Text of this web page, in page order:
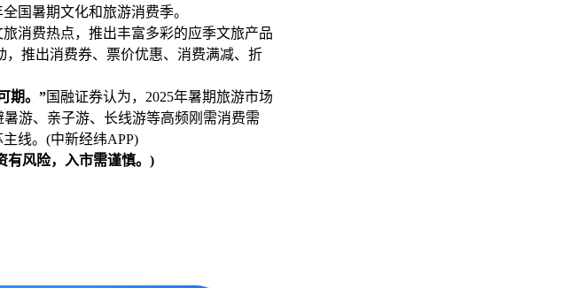
国暑期文化和旅游消费季。
费热点，推出丰富多彩的应季文旅产品
，推出消费券、票价优惠、消费满减、折
期。”国融证券认为，2025年暑期旅游市场
游、亲子游、长线游等高频刚需消费需
线。(中新经纬APP)
有风险，入市需谨慎。)